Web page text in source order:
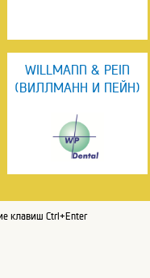
WILLMANN & PEIN
(ВИЛЛМАНН И ПЕЙН)
клавиш Ctrl+Enter